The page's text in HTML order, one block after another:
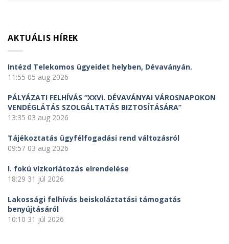
AKTUÁLIS HÍREK
Intézd Telekomos ügyeidet helyben, Dévaványán.
11:55 05 aug 2026
PÁLYÁZATI FELHÍVÁS “XXVI. DÉVAVÁNYAI VÁROSNAPOKON
VENDÉGLÁTÁS SZOLGÁLTATÁS BIZTOSÍTÁSÁRA”
13:35 03 aug 2026
Tájékoztatás ügyfélfogadási rend változásról
09:57 03 aug 2026
I. fokú vízkorlátozás elrendelése
18:29 31 júl 2026
Lakossági felhívás beiskoláztatási támogatás
benyújtásáról
10:10 31 júl 2026